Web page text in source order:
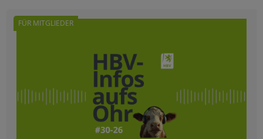
FÜR MITGLIEDER